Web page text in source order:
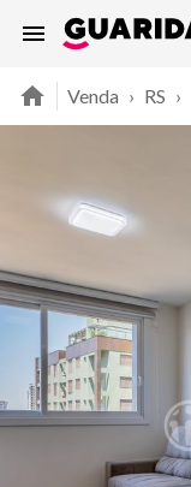
Venda › RS ›